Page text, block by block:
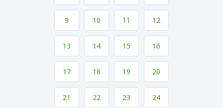
9 10 11 12
13 14 15 16
17 18 19 20
21 22 23 24